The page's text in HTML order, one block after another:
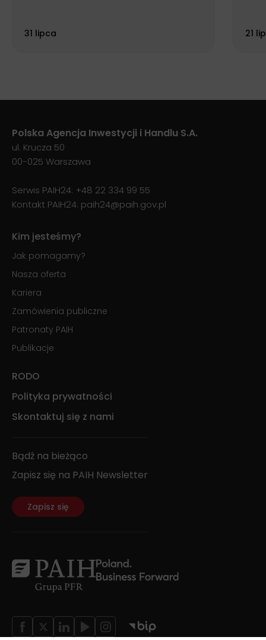
31 lipca 21
Polska Agencja Inwestycji i Handlu S.A.
ul. Krucza 50
00-025 Warszawa
Serwis PAIH24: +48 22 334 99 55
Kontakt PAIH24: paih24@paih.gov.pl
Kim jesteśmy?
Jak pomagamy?
Nasza oferta
Kariera
Zamówienia publiczne
Patronaty PAIH
Publikacje
RODO
Polityka prywatności
Skontaktuj się z nami
Bądź na bieżąco
Zapisz się na PAIH Newsletter
Zapisz się